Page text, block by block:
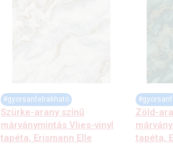
#gyorsanfelrakható
Szürke-arany színű
márványmintás Vlies-vinyl
tapéta, Erismann Elle
Zöld-
tapéta,